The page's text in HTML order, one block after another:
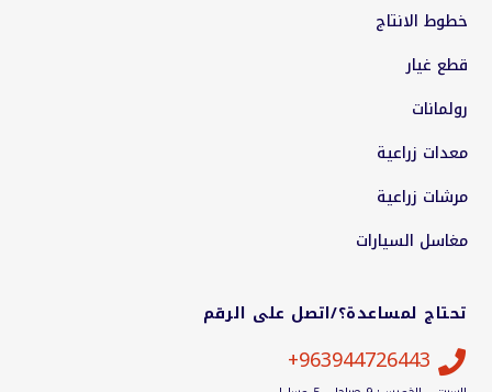
خطوط الانتاج
قطع غيار
رولمانات
معدات زراعية
مرشات زراعية
مغاسل السيارات
تحتاج لمساعدة؟/اتصل على الرقم

963944726443+